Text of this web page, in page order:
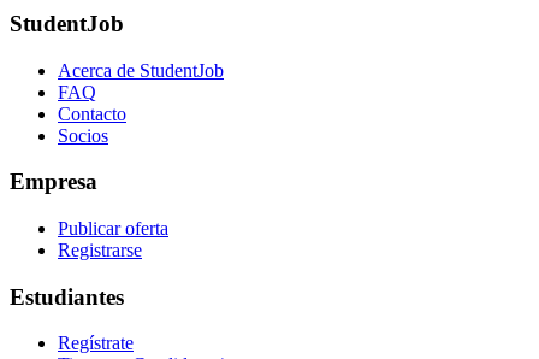
StudentJob
Acerca de StudentJob
FAQ
Contacto
Socios
Empresa
Publicar oferta
Registrarse
Estudiantes
Regístrate